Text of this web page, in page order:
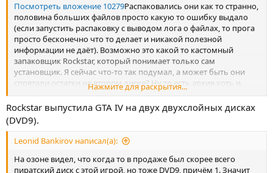
Посмотреть вложение 10279Распаковались они как то странно,
половина больших файлов просто какую то ошибку выдало
(если запустить распаковку с выводом лога о файлах, то прога
просто бесконечно что то делает и никакой полезной
информации не даёт). Возможно это какой то кастомный
запаковщик Rockstar, который понимает только сам
установщик. Я сейчас что-то так подумал, а может быть они
спрятали остатки на втором диске? Ну то есть архив хоть и
пишет, что файлы внутри есть, а они может для лучшего
сжатия были перенесены на диск с EFLC? Там же некоторые
аудио повторяются, модели городов почти идентичные. Я же
не смог по нормальному эту игру установить, якобы железо не
поддерживает, может быть реально он просит второй диск во
время установки... Хотя тогда возникает другой вопрос. На
озоне видел, что когда то в продаже был скорее всего
пиратский диск с этой игрой, но тоже DVD9, причём 1. Значит
Нажмите для раскрытия...
Rockstar выпустила GTA IV на двух двухслойных дисках
(DVD9).
Leonid Bankirov написал(а):
На озоне видел, что когда то в продаже был скорее всего
пиратский диск с этой игрой, но тоже DVD9, причём 1. Значит